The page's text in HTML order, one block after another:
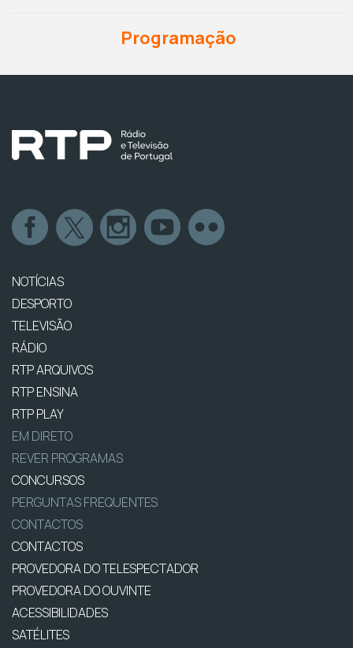
Programação
NOTÍCIAS
DESPORTO
TELEVISÃO
RÁDIO
RTP ARQUIVOS
RTP ENSINA
RTP PLAY
EM DIRETO
REVER PROGRAMAS
CONCURSOS
PERGUNTAS FREQUENTES
CONTACTOS
CONTACTOS
PROVEDORA DO TELESPECTADOR
PROVEDORA DO OUVINTE
ACESSIBILIDADES
SATÉLITES